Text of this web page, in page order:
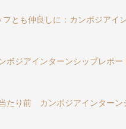
とも仲良しに：カンボジアイ
ボジアインターンシップレポー
たり前 カンボジアインターン